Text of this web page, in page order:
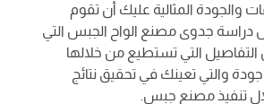
والجودة المثالية عليك أن تقوم
دراسة جدوى مصنع الواح الجبس التي
التفاصيل التي تستطيع من خلالها
والتي تعينك في تحقيق نتائج
تنفيذ مصنع جبس.